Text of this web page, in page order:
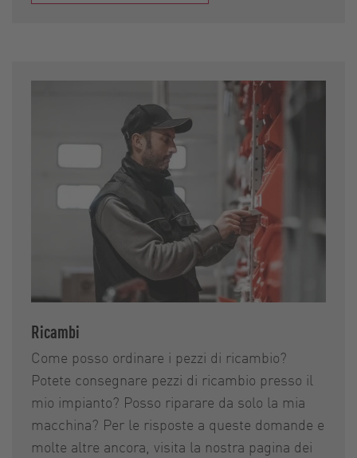
Ricambi
Come posso ordinare i pezzi di ricambio?
Potete consegnare pezzi di ricambio presso il
mio impianto? Posso riparare da solo la mia
macchina? Per le risposte a queste domande e
molte altre ancora, visita la nostra pagina dei